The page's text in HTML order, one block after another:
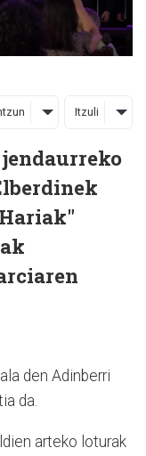
Itzuli
den Adinberri
da.
arteko loturak